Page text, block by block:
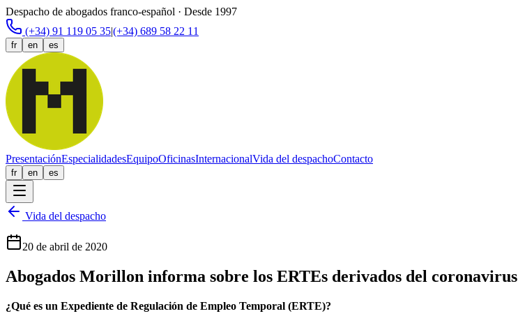
Despacho de abogados franco-español · Desde 1997
(+34) 91 119 05 35|(+34) 689 58 22 11
fr en es
PresentaciónEspecialidadesEquipoOficinasInternacionalVida del despachoContacto
fr en es
Vida del despacho
20 de abril de 2020
Abogados Morillon informa sobre los ERTEs derivados del coronavirus
¿Qué es un Expediente de Regulación de Empleo Temporal (ERTE)?